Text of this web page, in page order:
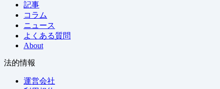
記事
コラム
ニュース
よくある質問
About
法的情報
運営会社